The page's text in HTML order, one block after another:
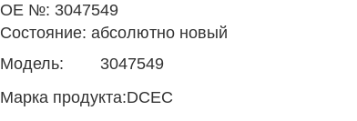
ОЕ №: 3047549
Состояние: абсолютно новый
Модель:
3047549
Марка продукта:DCEC